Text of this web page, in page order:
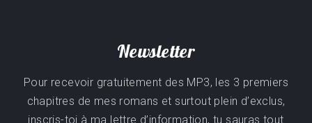
Newsletter
Pour recevoir gratuitement des MP3, les 3 premiers
chapitres de mes romans et surtout plein d’exclus,
inscris-toi à ma lettre d’information, tu sauras tout